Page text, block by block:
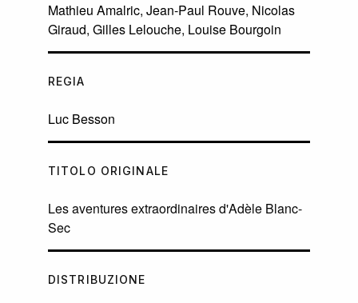
Mathieu Amalric, Jean-Paul Rouve, Nicolas
Giraud, Gilles Lelouche, Louise Bourgoin
REGIA
Luc Besson
TITOLO ORIGINALE
Les aventures extraordinaires d'Adèle Blanc-
Sec
DISTRIBUZIONE